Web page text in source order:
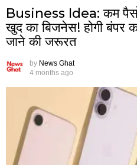
Business Idea: कम
खुद का बिजनेस! होगी बंपर
जाने की जरूरत
by News Ghat
4 months ago